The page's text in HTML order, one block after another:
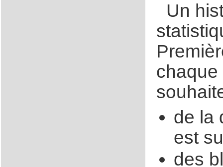
Un
chaque
de la
est
des